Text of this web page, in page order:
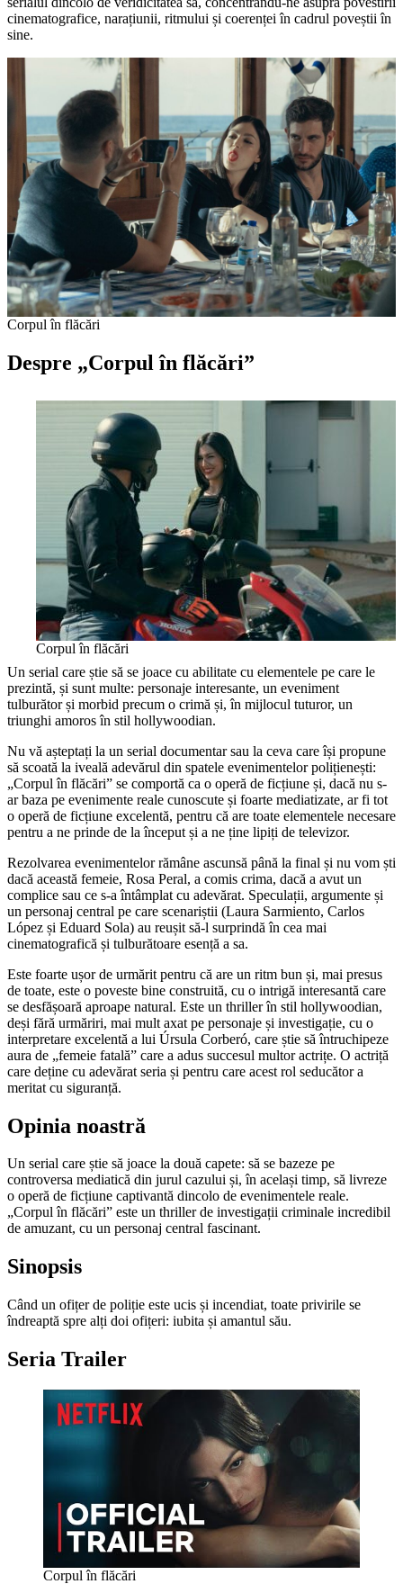
cinematografice, narațiunii, ritmului și coerenței în cadrul poveștii în
sine.
Corpul în flăcări
Despre „Corpul în flăcări”
Corpul în flăcări
Un serial care știe să se joace cu abilitate cu elementele pe care le
prezintă, și sunt multe: personaje interesante, un eveniment
tulburător și morbid precum o crimă și, în mijlocul tuturor, un
triunghi amoros în stil hollywoodian.
Nu vă așteptați la un serial documentar sau la ceva care își propune
să scoată la iveală adevărul din spatele evenimentelor polițienești:
„Corpul în flăcări” se comportă ca o operă de ficțiune și, dacă nu s-
ar baza pe evenimente reale cunoscute și foarte mediatizate, ar fi tot
o operă de ficțiune excelentă, pentru că are toate elementele necesare
pentru a ne prinde de la început și a ne ține lipiți de televizor.
Rezolvarea evenimentelor rămâne ascunsă până la final și nu vom ști
dacă această femeie, Rosa Peral, a comis crima, dacă a avut un
complice sau ce s-a întâmplat cu adevărat. Speculații, argumente și
un personaj central pe care scenariștii (Laura Sarmiento, Carlos
López și Eduard Sola) au reușit să-l surprindă în cea mai
cinematografică și tulburătoare esență a sa.
Este foarte ușor de urmărit pentru că are un ritm bun și, mai presus
de toate, este o poveste bine construită, cu o intrigă interesantă care
se desfășoară aproape natural. Este un thriller în stil hollywoodian,
deși fără urmăriri, mai mult axat pe personaje și investigație, cu o
interpretare excelentă a lui Úrsula Corberó, care știe să întruchipeze
aura de „femeie fatală” care a adus succesul multor actrițe. O actriță
care deține cu adevărat seria și pentru care acest rol seducător a
meritat cu siguranță.
Opinia noastră
Un serial care știe să joace la două capete: să se bazeze pe
controversa mediatică din jurul cazului și, în același timp, să livreze
o operă de ficțiune captivantă dincolo de evenimentele reale.
„Corpul în flăcări” este un thriller de investigații criminale incredibil
de amuzant, cu un personaj central fascinant.
Sinopsis
Când un ofițer de poliție este ucis și incendiat, toate privirile se
îndreaptă spre alți doi ofițeri: iubita și amantul său.
Seria Trailer
Corpul în flăcări